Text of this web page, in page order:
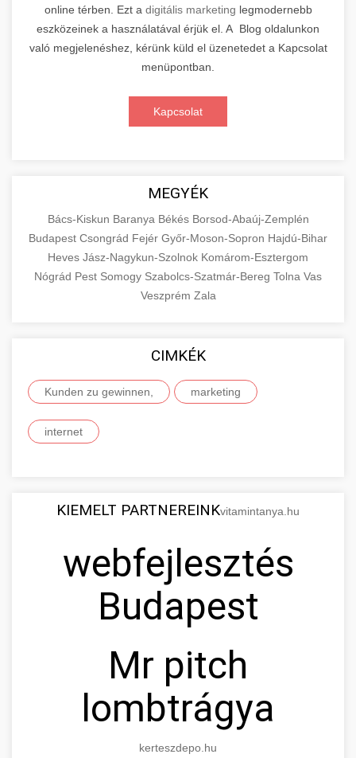
online térben. Ezt a digitális marketing legmodernebb
eszközeinek a használatával érjük el. A Blog oldalunkon
való megjelenéshez, kérünk küld el üzenetedet a Kapcsolat
menüpontban.
Kapcsolat
MEGYÉK
Bács-Kiskun Baranya Békés Borsod-Abaúj-Zemplén
Budapest Csongrád Fejér Győr-Moson-Sopron Hajdú-Bihar
Heves Jász-Nagykun-Szolnok Komárom-Esztergom
Nógrád Pest Somogy Szabolcs-Szatmár-Bereg Tolna Vas
Veszprém Zala
CIMKÉK
Kunden zu gewinnen, marketing
internet
KIEMELT PARTNEREINKvitamintanya.hu
webfejlesztés
Budapest
Mr pitch
lombtrágya
kerteszdepo.hu